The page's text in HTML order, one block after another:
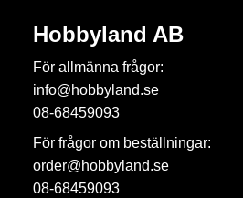
Hobbyland AB
För allmänna frågor:
info@hobbyland.se
08-68459093
För frågor om beställningar:
order@hobbyland.se
08-68459093